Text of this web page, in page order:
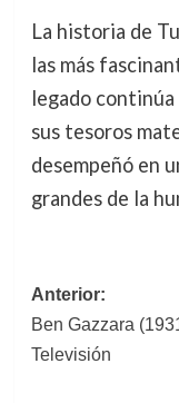
La historia de
las más
legado
sus tesoros
desempeñó en
grandes de la
de
Anterior:
Ben Gazzara
Televisión